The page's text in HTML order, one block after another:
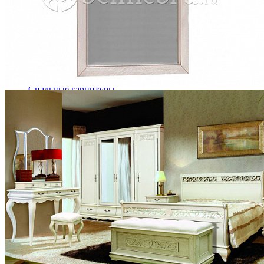
Кровати полутороспальные с подъемным
Зеркала
Кровати полутороспальные
Решетки и настилы под матрас
Спальные гарнитуры
Туалетные столики
Шкафы для одежды
Антресоли на шкаф
Полки и ящики в шкаф для одежды
Шкаф 1-дверный для одежды и белья
Шкафы 2-х дверные для одежды и белья
Шкафы 3-х дверные для одежды и белья
Шкафы 4-х дверные для одежды и белья
Шкафы 5-ти дверные для одежды и белья
Шкафы 6-ти дверные для одежды и белья
Шкафы купе для одежды и белья
Шкафы угловые для одежды и белья
Ящики и короба